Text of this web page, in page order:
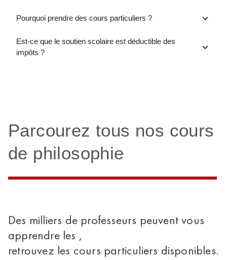
Pourquoi prendre des cours particuliers ?
Est-ce que le soutien scolaire est déductible des
impôts ?
Parcourez tous nos cours
de philosophie
Des milliers de professeurs peuvent vous
apprendre les ,
retrouvez les cours particuliers disponibles.